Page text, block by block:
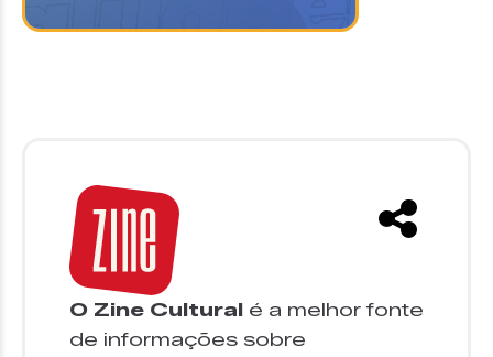
O Zine Cultural é a melhor fonte
de informações sobre